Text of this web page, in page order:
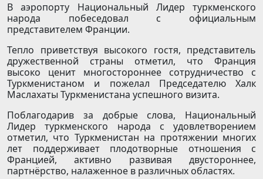
В аэропорту Национальный Лидер туркменского
народа побеседовал с официальным
представителем Франции.
Тепло приветствуя высокого гостя, представитель
дружественной страны отметил, что Франция
высоко ценит многостороннее сотрудничество с
Туркменистаном и пожелал Председателю Халк
Маслахаты Туркменистана успешного визита.
Поблагодарив за добрые слова, Национальный
Лидер туркменского народа с удовлетворением
отметил, что Туркменистан на протяжении многих
лет поддерживает плодотворные отношения с
Францией, активно развивая двустороннее,
партнёрство, налаженное в различных областях.